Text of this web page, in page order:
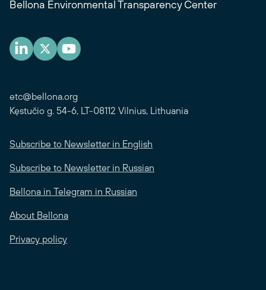
Bellona Environmental Transparency Center
etc@bellona.org
Kęstučio g. 54-6, LT-08112 Vilnius, Lithuania
Subscribe to Newsletter in English
Subscribe to Newsletter in Russian
Bellona in Telegram in Russian
About Bellona
Privacy policy